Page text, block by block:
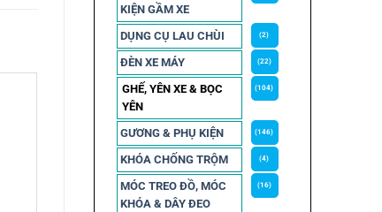
KIỆN GẦM XE
DỤNG CỤ LAU CHÙI (2)
ĐÈN XE MÁY (22)
GHẾ, YÊN XE & BỌC
YÊN
(104)
GƯƠNG & PHỤ KIỆN (146)
KHÓA CHỐNG TRỘM (4)
MÓC TREO ĐỒ, MÓC
KHÓA & DÂY ĐEO
(16)